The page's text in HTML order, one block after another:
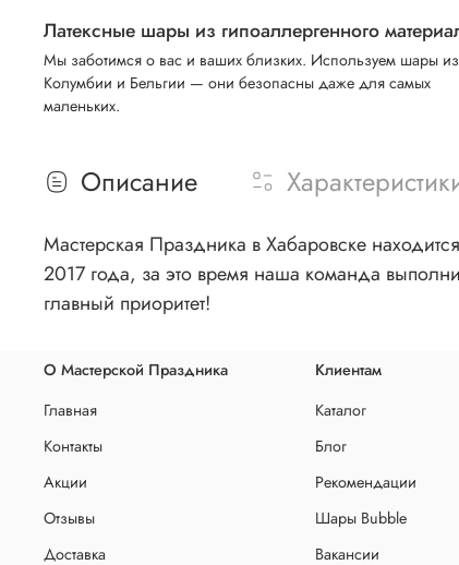
Латексные шары из гипоаллергенного
Мы заботимся о вас и ваших близких. Используем шары из
Колумбии и Бельгии — они безопасны даже для самых
маленьких.
Описание
Мастерская Праздника в Хабаровске
2017 года, за это время наша команда
главный приоритет!
О Мастерской Праздника
Главная
Контакты
Акции
Отзывы
Доставка
Клиентам
Каталог
Блог
Рекомендации
Шары Bubble
Вакансии